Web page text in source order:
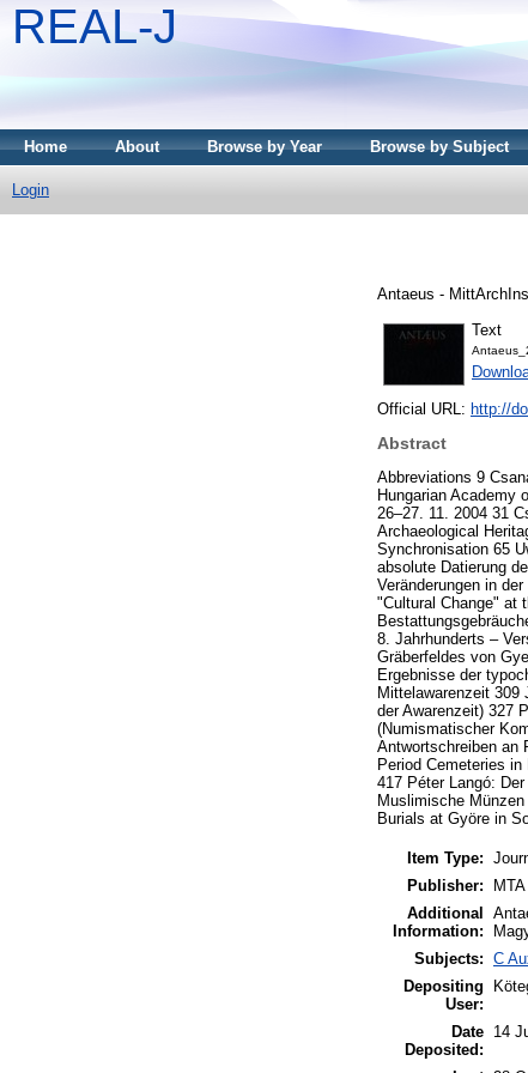
REAL-J
Home About Browse by Year Browse by Subject
Login
Antaeus -
Text
Official URL: http://
Abstract
Abbreviations 9
Hungarian Academy
26–27. 11. 2004 31
Archaeological
Synchronisation 65
absolute Datierung
Veränderungen in
"Cultural Change" at
8. Jahrhunderts –
Gräberfeldes von
Ergebnisse der
Mittelawarenzeit
der Awarenzeit) 327
(Numismatischer
Antwortschreiben an
Period Cemeteries
417 Péter Langó:
Muslimische
Burials at Györe in
Item Type:
Publisher:
Additional
Information:
Subjects: C
Depositing
User:
Date
Deposited:
14